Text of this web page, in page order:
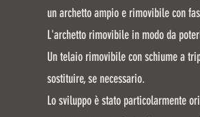
un archetto ampio e rimovibile con
L'archetto rimovibile in modo da
Un telaio rimovibile con schiume a
sostituire, se necessario.
Lo sviluppo è stato particolarmente